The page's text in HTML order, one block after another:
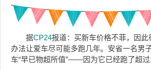
据CP24报道：买新车价格不菲，因
办法让爱车尽可能多跑几年。安省一名男
车“早已物超所值”——因为它已经跑了超过